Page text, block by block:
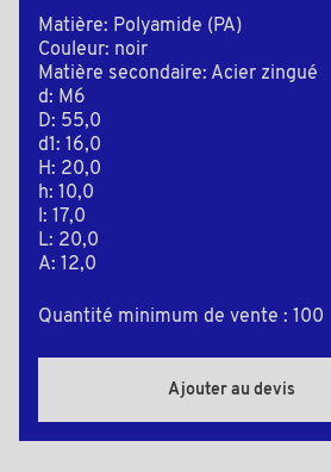
Matière: Polyamide (PA)
Couleur: noir
Matière secondaire: Acier zingué
d: M6
D: 55,0
d1: 16,0
H: 20,0
h: 10,0
l: 17,0
L: 20,0
A: 12,0
Quantité minimum de vente : 100
Ajouter au devis